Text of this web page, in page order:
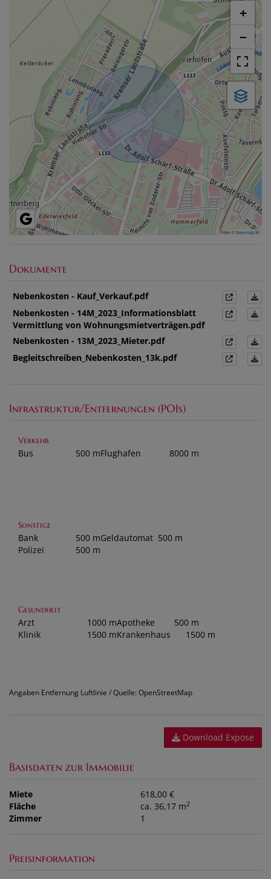
+
−
Tiles ©basemap.at
Dokumente
Nebenkosten - Kauf_Verkauf.pdf
Nebenkosten - 14M_2023_Informationsblatt
Vermittlung von Wohnungsmietverträgen.pdf
Nebenkosten - 13M_2023_Mieter.pdf
Begleitschreiben_Nebenkosten_13k.pdf
Infrastruktur/Entfernungen (POIs)
Verkehr
Bus 500 mFlughafen 8000 m
Sonstige
Bank 500 mGeldautomat 500 m
Polizei
500 m
Gesundheit
Arzt 1000 mApotheke
500 m
Klinik
1500 mKrankenhaus 1500 m
Angaben Entfernung Luftlinie / Quelle: OpenStreetMap
Download Expose
Basisdaten zur Immobilie
Miete
618,00 €
Fläche
ca. 36,17 m2
Zimmer 1
Preisinformation